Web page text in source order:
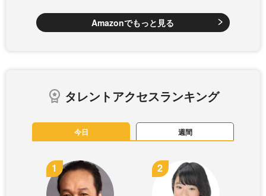
Amazonでもっと見る
タレントアクセスランキング
今日 週間